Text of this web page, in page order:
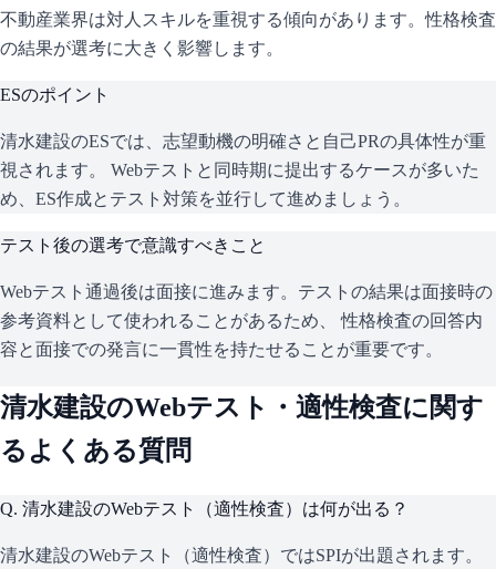
不動産業界は対人スキルを重視する傾向があります。性格検査
の結果が選考に大きく影響します。
ESのポイント
清水建設のESでは、志望動機の明確さと自己PRの具体性が重
視されます。 Webテストと同時期に提出するケースが多いた
め、ES作成とテスト対策を並行して進めましょう。
テスト後の選考で意識すべきこと
Webテスト通過後は面接に進みます。テストの結果は面接時の
参考資料として使われることがあるため、 性格検査の回答内
容と面接での発言に一貫性を持たせることが重要です。
清水建設のWebテスト・適性検査に関す
るよくある質問
Q. 清水建設のWebテスト（適性検査）は何が出る？
清水建設のWebテスト（適性検査）ではSPIが出題されます。